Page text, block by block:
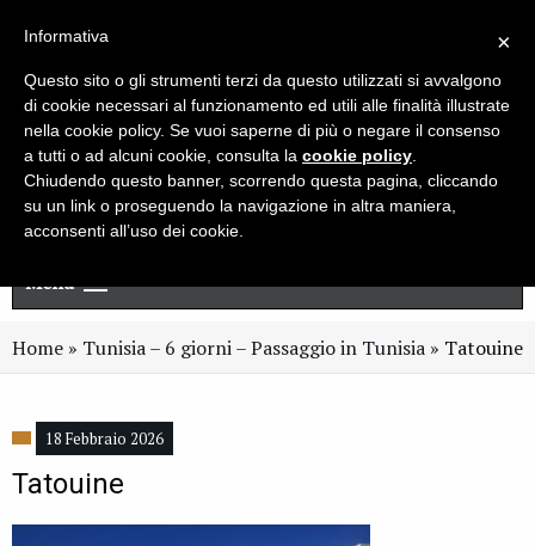
Newsletter
Menu
Home » Tunisia – 6 giorni – Passaggio in Tunisia » Tatouine
18 Febbraio 2026
Tatouine
×
Informativa
Questo sito o gli strumenti terzi da questo utilizzati si avvalgono
di cookie necessari al funzionamento ed utili alle finalità illustrate
nella cookie policy. Se vuoi saperne di più o negare il consenso
a tutti o ad alcuni cookie, consulta la cookie policy
Chiudendo questo banner, scorrendo questa pagina, cliccando
su un link o proseguendo la navigazione in altra maniera,
acconsenti all’uso dei cookie.